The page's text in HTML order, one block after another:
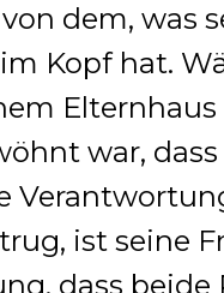
dem, was
Kopf hat.
war, dass
ist seine
dass beide